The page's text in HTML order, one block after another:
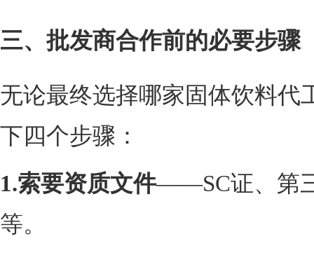
三、批发商合作前的必要步骤
无论最终选择哪家固体饮料代
下四个步骤：
1.索要资质文件——SC证、第
等。